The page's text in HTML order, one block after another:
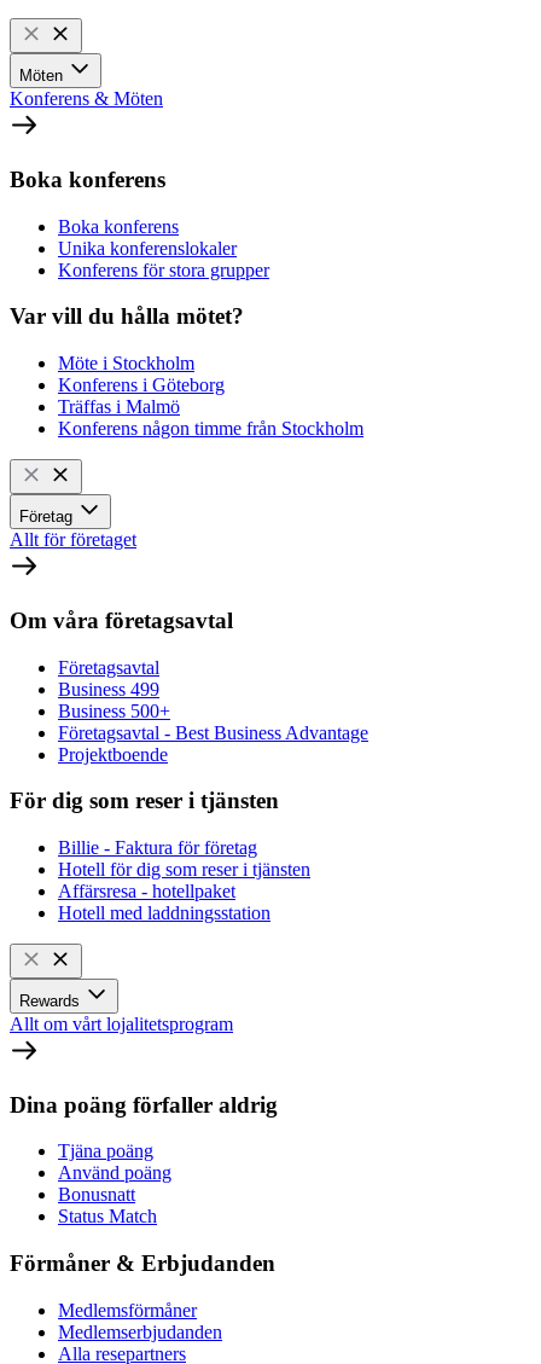
Möten
Konferens & Möten
Boka konferens
Boka konferens
Unika konferenslokaler
Konferens för stora grupper
Var vill du hålla mötet?
Möte i Stockholm
Konferens i Göteborg
Träffas i Malmö
Konferens någon timme från Stockholm
Företag
Allt för företaget
Om våra företagsavtal
Företagsavtal
Business 499
Business 500+
Företagsavtal - Best Business Advantage
Projektboende
För dig som reser i tjänsten
Billie - Faktura för företag
Hotell för dig som reser i tjänsten
Affärsresa - hotellpaket
Hotell med laddningsstation
Rewards
Allt om vårt lojalitetsprogram
Dina poäng förfaller aldrig
Tjäna poäng
Använd poäng
Bonusnatt
Status Match
Förmåner & Erbjudanden
Medlemsförmåner
Medlemserbjudanden
Alla resepartners